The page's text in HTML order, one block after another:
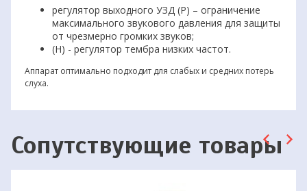
регулятор выходного УЗД (Р) – ограничение
максимального звукового давления для защиты
от чрезмерно громких звуков;
(Н) - регулятор тембра низких частот.
Аппарат оптимально подходит для слабых и средних потерь
слуха.
Сопутствующие товары